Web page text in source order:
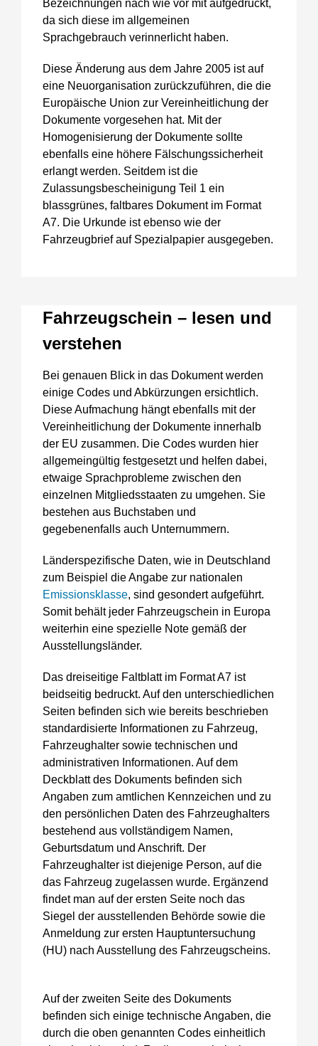
Bezeichnungen nach wie vor mit aufgedruckt,
da sich diese im allgemeinen
Sprachgebrauch verinnerlicht haben.
Diese Änderung aus dem Jahre 2005 ist auf
eine Neuorganisation zurückzuführen, die die
Europäische Union zur Vereinheitlichung der
Dokumente vorgesehen hat. Mit der
Homogenisierung der Dokumente sollte
ebenfalls eine höhere Fälschungssicherheit
erlangt werden. Seitdem ist die
Zulassungsbescheinigung Teil 1 ein
blassgrünes, faltbares Dokument im Format
A7. Die Urkunde ist ebenso wie der
Fahrzeugbrief auf Spezialpapier ausgegeben.
Fahrzeugschein – lesen und
verstehen
Bei genauen Blick in das Dokument werden
einige Codes und Abkürzungen ersichtlich.
Diese Aufmachung hängt ebenfalls mit der
Vereinheitlichung der Dokumente innerhalb
der EU zusammen. Die Codes wurden hier
allgemeingültig festgesetzt und helfen dabei,
etwaige Sprachprobleme zwischen den
einzelnen Mitgliedsstaaten zu umgehen. Sie
bestehen aus Buchstaben und
gegebenenfalls auch Unternummern.
Länderspezifische Daten, wie in Deutschland
zum Beispiel die Angabe zur nationalen
Emissionsklasse, sind gesondert aufgeführt.
Somit behält jeder Fahrzeugschein in Europa
weiterhin eine spezielle Note gemäß der
Ausstellungsländer.
Das dreiseitige Faltblatt im Format A7 ist
beidseitig bedruckt. Auf den unterschiedlichen
Seiten befinden sich wie bereits beschrieben
standardisierte Informationen zu Fahrzeug,
Fahrzeughalter sowie technischen und
administrativen Informationen. Auf dem
Deckblatt des Dokuments befinden sich
Angaben zum amtlichen Kennzeichen und zu
den persönlichen Daten des Fahrzeughalters
bestehend aus vollständigem Namen,
Geburtsdatum und Anschrift. Der
Fahrzeughalter ist diejenige Person, auf die
das Fahrzeug zugelassen wurde. Ergänzend
findet man auf der ersten Seite noch das
Siegel der ausstellenden Behörde sowie die
Anmeldung zur ersten Hauptuntersuchung
(HU) nach Ausstellung des Fahrzeugscheins.
Auf der zweiten Seite des Dokuments
befinden sich einige technische Angaben, die
durch die oben genannten Codes einheitlich